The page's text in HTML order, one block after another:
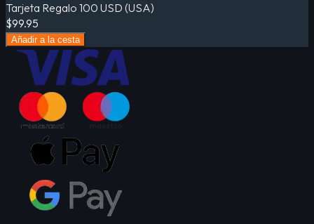
Tarjeta Regalo 100 USD (USA)
$99.95
Añadir a la cesta